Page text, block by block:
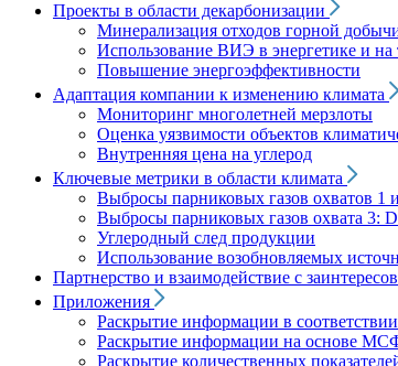
Проекты в области декарбонизации
Минерализация отходов горной
Использование ВИЭ в энергетике и на
Повышение энергоэффективности
Адаптация компании к изменению климата
Мониторинг многолетней мерзлоты
Оценка уязвимости объектов
Внутренняя цена на углерод
Ключевые метрики в области климата
Выбросы парниковых газов охватов 1
Выбросы парниковых газов охвата 3:
Углеродный след продукции
Использование возобновляемых
Партнерство и взаимодействие с
Приложения
Раскрытие информации в
Раскрытие информации на основе
Раскрытие количественных